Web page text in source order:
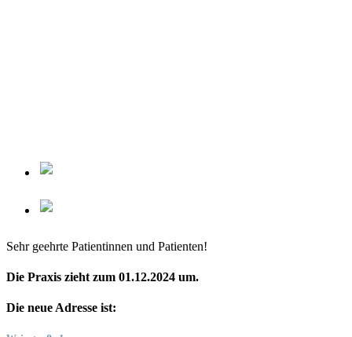
Sehr geehrte Patientinnen und Patienten!
Die Praxis zieht zum 01.12.2024 um.
Die neue Adresse ist: